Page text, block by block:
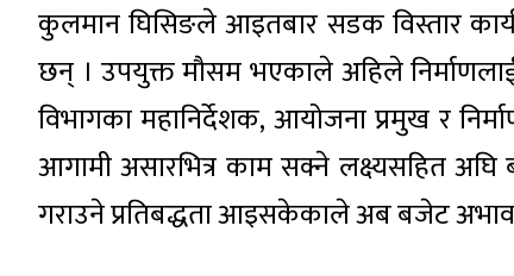
कुलमान घिसिङले आइतबार सडक विस्तार
छन् । उपयुक्त मौसम भएकाले अहिले
विभागका महानिर्देशक, आयोजना प्रमुख र
आगामी असारभित्र काम सक्ने लक्ष्यसहित
गराउने प्रतिबद्धता आइसकेकाले अब बजेट